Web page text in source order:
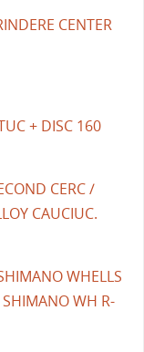
CENTER
+ DISC 160
CERC /
CAUCIUC.
WHELLS
WH R-